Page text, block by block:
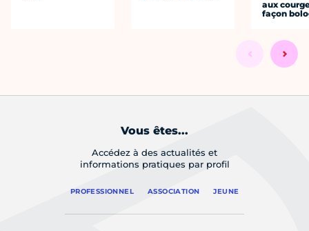
aux
façon
Vous êtes...
Accédez à des actualités et
informations pratiques par profil
PROFESSIONNEL ASSOCIATION JEUNE